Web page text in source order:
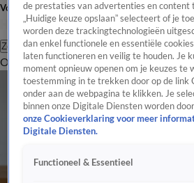
Volg Hart van Nederland
Zoeken
OverzichtRegioUitzendingenWeerTip
de prestaties van advertenties en content
„Huidige keuze opslaan” selecteert of je
worden deze trackingtechnologieën
dan enkel functionele en essentiële
laten functioneren en veilig te houden. Je
moment opnieuw openen om je keuzes te
toestemming in te trekken door op de link
onder aan de webpagina te klikken. Je
binnen onze Digitale Diensten worden
onze Cookieverklaring voor meer
Digitale Diensten.
Functioneel & Essentieel